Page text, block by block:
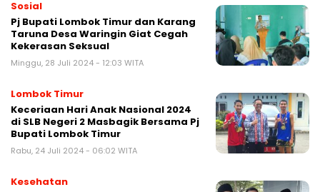
Sosial
Pj Bupati Lombok Timur dan Karang
Taruna Desa Waringin Giat Cegah
Kekerasan Seksual
Minggu, 28 Juli 2024 - 12:03 WITA
Lombok Timur
Keceriaan Hari Anak Nasional 2024
di SLB Negeri 2 Masbagik Bersama Pj
Bupati Lombok Timur
Rabu, 24 Juli 2024 - 06:02 WITA
Kesehatan